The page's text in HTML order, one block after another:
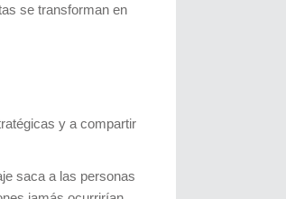
se transforman en
y a compartir
saca a las personas